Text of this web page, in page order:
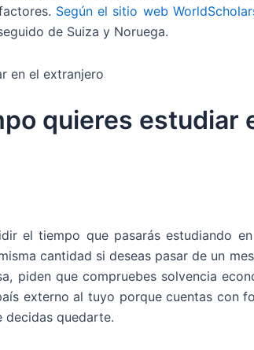
Según el sitio web
de Suiza y Noruega.
quieres estudiar
el tiempo que pasarás estudiando
cantidad si deseas pasar de un
piden que compruebes solvencia
externo al tuyo porque cuentas con
decidas quedarte.